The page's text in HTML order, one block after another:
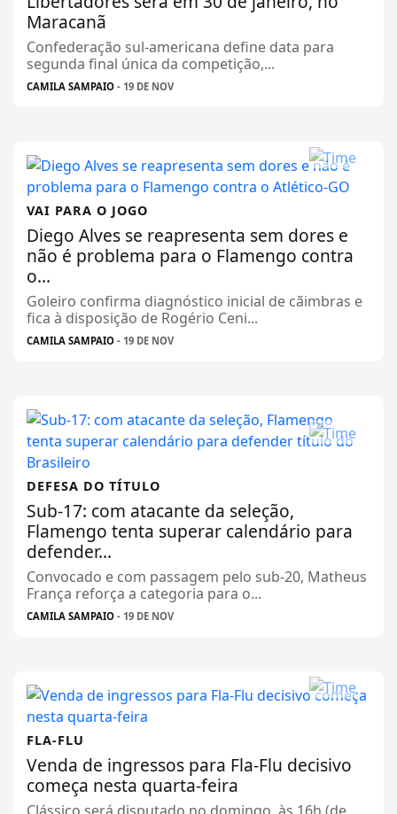
Maracanã
Confederação sul-americana define data para
segunda final única da competição,...
CAMILA SAMPAIO - 19 DE NOV
VAI PARA O JOGO
Diego Alves se reapresenta sem dores e
não é problema para o Flamengo contra
o...
Goleiro confirma diagnóstico inicial de cãimbras e
fica à disposição de Rogério Ceni...
CAMILA SAMPAIO - 19 DE NOV
DEFESA DO TÍTULO
Sub-17: com atacante da seleção,
Flamengo tenta superar calendário para
defender...
Convocado e com passagem pelo sub-20, Matheus
França reforça a categoria para o...
CAMILA SAMPAIO - 19 DE NOV
FLA-FLU
Venda de ingressos para Fla-Flu decisivo
começa nesta quarta-feira